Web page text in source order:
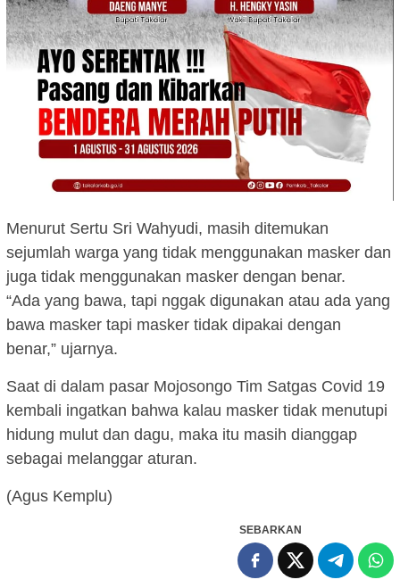
Menurut Sertu Sri Wahyudi, masih ditemukan
sejumlah warga yang tidak menggunakan masker dan
juga tidak menggunakan masker dengan benar.
“Ada yang bawa, tapi nggak digunakan atau ada yang
bawa masker tapi masker tidak dipakai dengan
benar,” ujarnya.
Saat di dalam pasar Mojosongo Tim Satgas Covid 19
kembali ingatkan bahwa kalau masker tidak menutupi
hidung mulut dan dagu, maka itu masih dianggap
sebagai melanggar aturan.
(Agus Kemplu)
SEBARKAN